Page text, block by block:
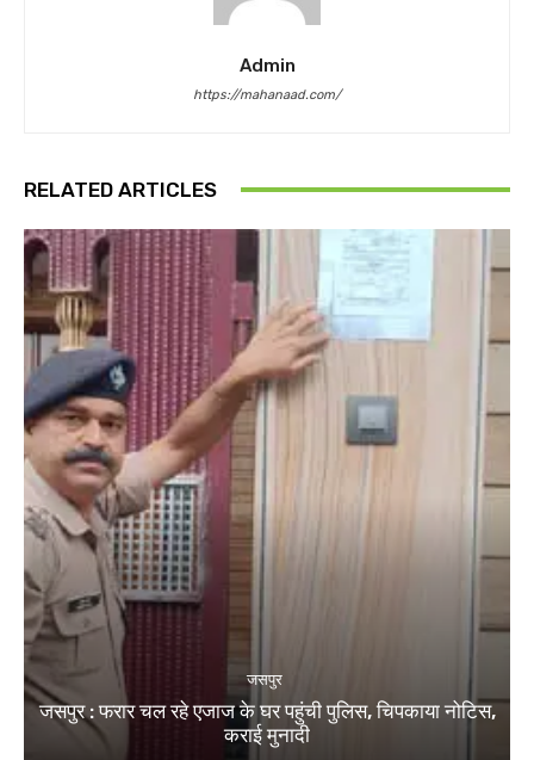
Admin
https://mahanaad.com/
RELATED ARTICLES
जसपुर
जसपुर : फरार चल रहे एजाज के घर पहुंची पुलिस, चिपकाया नोटिस,
कराई मुनादी